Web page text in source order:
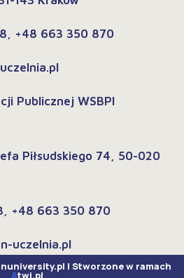
+48 663 350 870
Publicznej WSBPI
Piłsudskiego 74, 50-020
+48 663 350 870
uczelnia.pl
| Stworzone w ramach
Atwi.pl